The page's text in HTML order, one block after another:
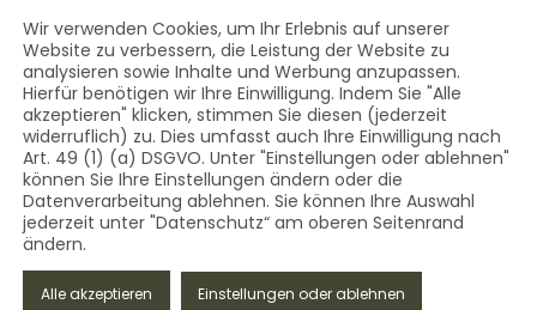
AUST Bestattungsbedarf -
AUST Bestattungsbedarf - Qualität aus dem
MENÜ
Schliessen
Wir verwenden Cookies, um Ihr Erlebnis auf unserer
Website zu verbessern, die Leistung der Website zu
analysieren sowie Inhalte und Werbung anzupassen.
Hierfür benötigen wir Ihre Einwilligung. Indem Sie "Alle
akzeptieren" klicken, stimmen Sie diesen (jederzeit
widerruflich) zu. Dies umfasst auch Ihre Einwilligung nach
Art. 49 (1) (a) DSGVO. Unter "Einstellungen oder ablehnen"
können Sie Ihre Einstellungen ändern oder die
Datenverarbeitung ablehnen. Sie können Ihre Auswahl
jederzeit unter "Datenschutz“ am oberen Seitenrand
ändern.
Alle akzeptieren Einstellungen oder ablehnen